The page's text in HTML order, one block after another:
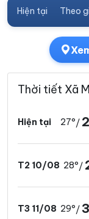
Hiện tại Theo
Thời tiết Xã
Hiện tại 27°/
T2 10/08 28°/
T3 11/08 29°/